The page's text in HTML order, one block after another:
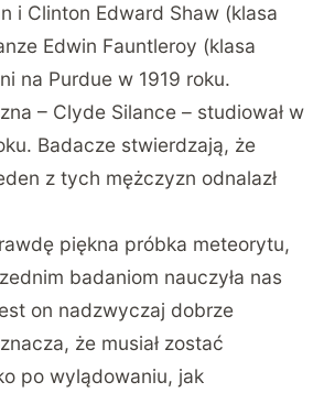
i Clinton Edward Shaw (klasa
Edwin Fauntleroy (klasa
na Purdue w 1919 roku.
– Clyde Silance – studiował w
Badacze stwierdzają, że
z tych mężczyzn odnalazł
piękna próbka meteorytu,
badaniom nauczyła nas
on nadzwyczaj dobrze
że musiał zostać
po wylądowaniu, jak